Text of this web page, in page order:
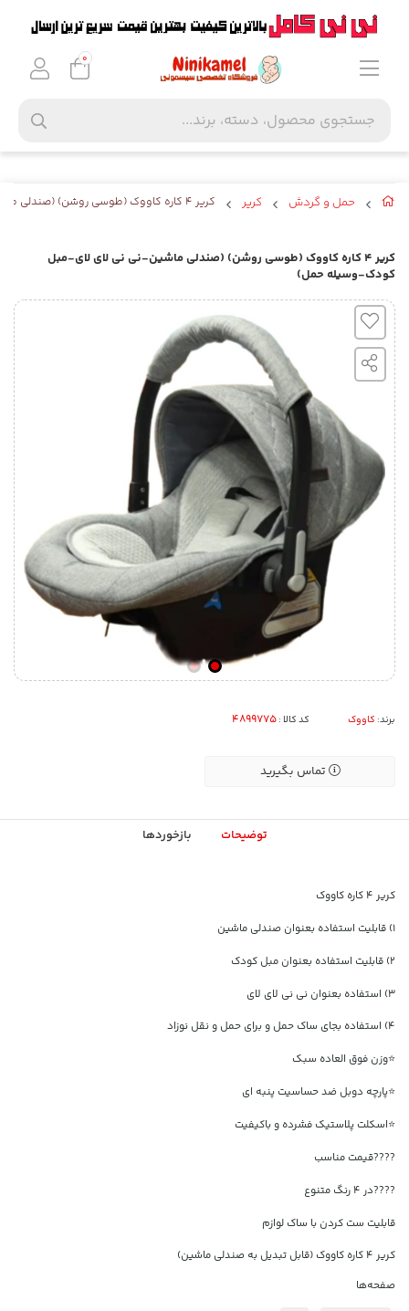
حمل و گردش کریر کریر ۴ کاره کاووک (طوسی روشن) (صندلی ماشین-نی نی لای لای-مبل کودک-وسیله حمل)
کریر ۴ کاره کاووک (طوسی روشن) (صندلی ماشین-نی نی لای لای-مبل
کودک-وسیله حمل)
برند: کاووک کد کالا :
تماس بگیرید
توضیحات بازخوردها
کریر ۴ کاره کاووک
۱) قابلیت استفاده بعنوان صندلی ماشین
۲) قابلیت استفاده بعنوان مبل کودک
۳) استفاده بعنوان نی نی لای لای
۴) استفاده بجای ساک حمل و برای حمل و نقل نوزاد
⭐وزن فوق العاده سبک
⭐پارچه دوبل ضد حساسیت پنبه ای
⭐اسکلت پلاستیک فشرده و باکیفیت
????قیمت مناسب
????در ۴ رنگ متنوع
قابلیت ست کردن با ساک لوازم
کریر ۴ کاره کاووک (قابل تبدیل به صندلی ماشین)
صفحه‌ها
0